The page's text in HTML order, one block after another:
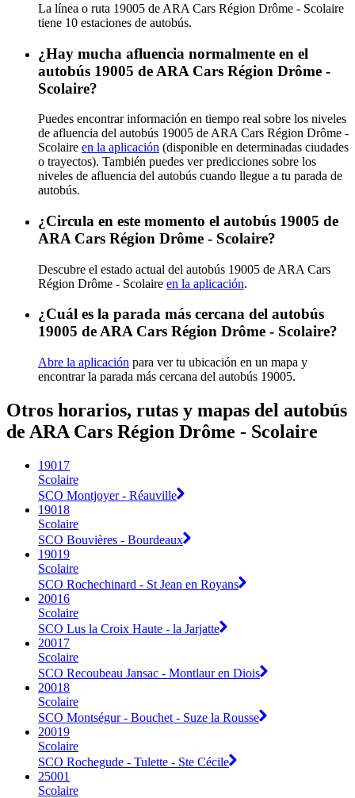
La línea o ruta 19005 de ARA Cars Région Drôme - Scolaire
tiene 10 estaciones de autobús.
¿Hay mucha afluencia normalmente en el
autobús 19005 de ARA Cars Région Drôme -
Scolaire?
Puedes encontrar información en tiempo real sobre los niveles
de afluencia del autobús 19005 de ARA Cars Région Drôme -
Scolaire en la aplicación (disponible en determinadas ciudades
o trayectos). También puedes ver predicciones sobre los
niveles de afluencia del autobús cuando llegue a tu parada de
autobús.
¿Circula en este momento el autobús 19005 de
ARA Cars Région Drôme - Scolaire?
Descubre el estado actual del autobús 19005 de ARA Cars
Région Drôme - Scolaire en la aplicación.
¿Cuál es la parada más cercana del autobús
19005 de ARA Cars Région Drôme - Scolaire?
Abre la aplicación para ver tu ubicación en un mapa y
encontrar la parada más cercana del autobús 19005.
Otros horarios, rutas y mapas del autobús
de ARA Cars Région Drôme - Scolaire
19017
Scolaire
SCO Montjoyer - Réauville
19018
Scolaire
SCO Bouvières - Bourdeaux
19019
Scolaire
SCO Rochechinard - St Jean en Royans
20016
Scolaire
SCO Lus la Croix Haute - la Jarjatte
20017
Scolaire
SCO Recoubeau Jansac - Montlaur en Diois
20018
Scolaire
SCO Montségur - Bouchet - Suze la Rousse
20019
Scolaire
SCO Rochegude - Tulette - Ste Cécile
25001
Scolaire